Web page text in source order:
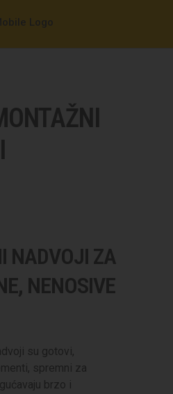
NADVOJI ZA
NENOSIVE
su gotovi,
spremni za
brzo i